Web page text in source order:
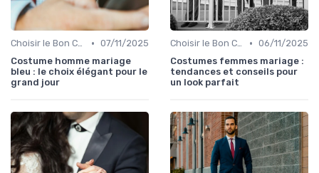
Choisir le Bon Costume • 07/11/2025
Costume homme mariage
bleu : le choix élégant pour le
grand jour
Choisir le Bon Costume • 06/11/2025
Costumes femmes mariage :
tendances et conseils pour
un look parfait